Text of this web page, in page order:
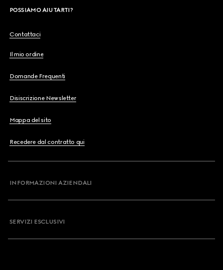
POSSIAMO AIUTARTI?
Contattaci
Il mio ordine
Domande Frequenti
Disiscrizione Newsletter
Mappa del sito
Recedere dal contratto qui
INFORMAZIONI AZIENDALI
SERVIZI ESCLUSIVI